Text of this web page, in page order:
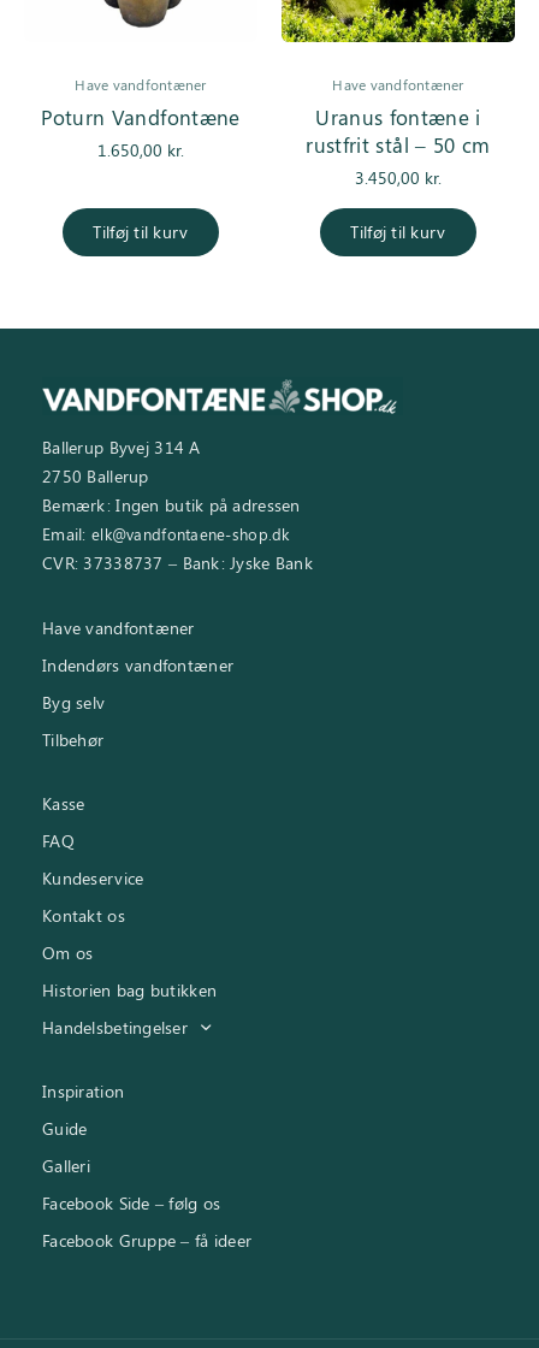
Have vandfontæner
Poturn Vandfontæne
1.650,00 kr.
Tilføj til kurv
Have vandfontæner
Uranus fontæne i
rustfrit stål – 50 cm
3.450,00 kr.
Tilføj til kurv
Ballerup Byvej 314 A
2750 Ballerup
Bemærk: Ingen butik på adressen
Email: elk@vandfontaene-shop.dk
CVR: 37338737 – Bank: Jyske Bank
Have vandfontæner
Indendørs vandfontæner
Byg selv
Tilbehør
Kasse
FAQ
Kundeservice
Kontakt os
Om os
Historien bag butikken
Handelsbetingelser
Inspiration
Guide
Galleri
Facebook Side – følg os
Facebook Gruppe – få ideer